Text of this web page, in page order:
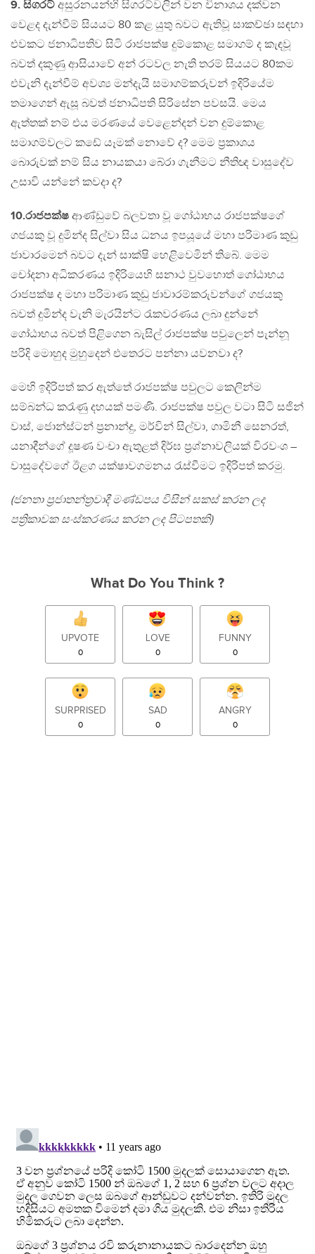
9. සිගරට් අසුරනයන්හි සිගරට්වලින් වන විනාශය දක්වන
වෙළද දැන්වීම් සියයට 80 කළ යුතු බවට ඇතිවූ සාකච්ඡා සඳහා
එවකට ජනාධිපතිව සිටි රාජපක්ෂ දුම්කොළ සමාගම් ද කැඳවූ
බවත් දකුණු ආසියාවේ අන් රටවල නැති තරම් සියයට 80කම
එවැනි දැන්වීම් අවශ්‍ය මන්දැයි සමාගම්කරුවන් ඉදිරියේම
තමාගෙන් ඇසූ බවත් ජනාධිපති සිරිසේන පවසයි. මෙය
ඇත්තක් නම් එය මරණයේ වෙළෙන්දන් වන දුම්කොළ
සමාගම්වලට කඩේ යෑමක් නොවේ ද? මෙම ප්‍රකාශය
බොරුවක් නම් සිය නායකයා බේරා ගැනීමට නීති‍‍‍‍‍‍‍‍ඥ වාසුදේව
උසාවි යන්නේ කවදා ද?
10.රාජපක්ෂ ආණ්ඩුවේ බලවතා වූ ගෝඨාභය රාජපක්ෂගේ
ගජයකු වූ දුමින්ද සිල්වා සිය ධනය ඉපයූයේ මහා පරිමාණ කුඩු
ජාවාරමෙන් බවට දැන් සාක්ෂි හෙළිවෙමින් තිබේ. මෙම
චෝදනා අධිකරණය ඉදිරියෙහි සනාථ වුවහොත් ගෝඨාභය
රාජපක්ෂ ද මහා පරිමාණ කුඩු ජාවාරම්කරුවන්ගේ ගජයකු
බවත් දුමින්ද වැනි මැරයින්ට රැකවරණය ලබා දුන්නේ
ගෝඨාභය බවත් පිළිගෙන බැසිල් රාජපක්ෂ පවුලෙන් පැන්නූ
පරිදි මොහුද මුහුදෙන් එතෙරට පන්නා යවනවා ද?
මෙහි ඉදිරිපත් කර ඇත්තේ රාජපක්ෂ පවුලට කෙලින්ම
සම්බන්ධ කරැණු දහයක් පමණි. රාජපක්ෂ පවුල වටා සිටි සජින්
වාස්, ජොන්ස්ටන් ප්‍රනාන්දු, මර්වින් සිල්වා, ගාමිනී සෙනරත්,
යනාදීන්ගේ දූෂණ වංචා ඇතුළත් දිර්ඝ ප්‍රශ්නාවලියක් විරවංශ –
වාසුදේවගේ ඊළග යක්ෂාවගමනය රැස්වීමට ඉදිරිපත් කරමු.
(ජනතා ප්‍රජාතන්ත්‍රවාදී මණ්ඩපය විසින් සකස් කරන ලද
පත්‍රිකාවක සංස්කරණය කරන ලද පිටපතකි)
What Do You Think ?
UPVOTE
0
LOVE
0
FUNNY
0
SURPRISED
0
SAD
0
ANGRY
0